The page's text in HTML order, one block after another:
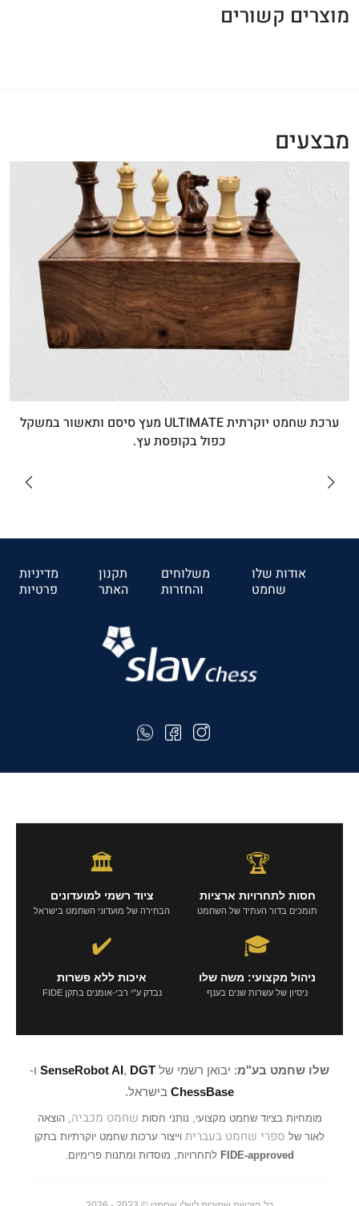
מוצרים קשורים
מבצעים
ערכת שחמט יוקרתית ULTIMATE מעץ סיסם ותאשור במשקל
כפול בקופסת עץ.
אודות שלו
שחמט
משלוחים
והחזרות
תקנון
האתר
מדיניות
פרטיות
🏆
חסות לתחרויות ארציות
תומכים בדור העתיד של השחמט
🏛️
ציוד רשמי למועדונים
הבחירה של מועדוני השחמט בישראל
🎓
ניהול מקצועי: משה שלו
ניסיון של עשרות שנים בענף
✔️
איכות ללא פשרות
נבדק ע"י רבי-אומנים בתקן FIDE
שלו שחמט בע"מ: יבואן רשמי של SenseRobot AI, DGT
ו-
ChessBase בישראל.
מומחיות בציוד שחמט מקצועי, נותני חסות שחמט מכביה, הוצאה
לאור של ספרי שחמט בעברית וייצור ערכות שחמט יוקרתיות בתקן
FIDE-approved לתחרויות, מוסדות ומתנות פרימיום.